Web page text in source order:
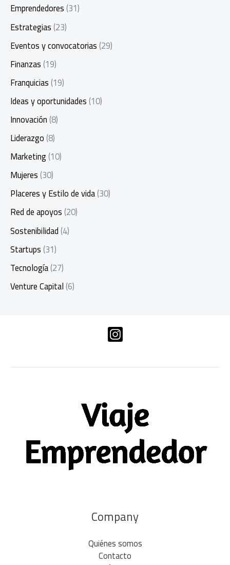
Emprendedores(31)
Estrategias(23)
Eventos y convocatorias(29)
Finanzas(19)
Franquicias(19)
Ideas y oportunidades(10)
Innovación(8)
Liderazgo(8)
Marketing(10)
Mujeres(30)
Placeres y Estilo de vida(30)
Red de apoyos(20)
Sostenibilidad(4)
Startups(31)
Tecnología(27)
Venture Capital(6)
Company
Quiénes somos
Contacto